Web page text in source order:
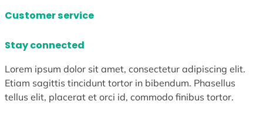
Customer service
Stay connected
Lorem ipsum dolor sit amet, consectetur adipiscing elit.
Etiam sagittis tincidunt tortor in bibendum. Phasellus
tellus elit, placerat et orci id, commodo finibus tortor.